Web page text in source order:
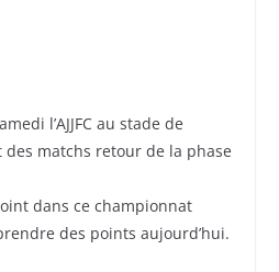
l’AJJFC au stade de
matchs retour de la phase
dans ce championnat
des points aujourd’hui.